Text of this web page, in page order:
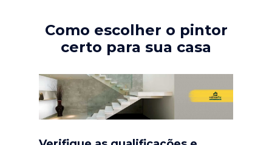
Como escolher o pintor
certo para sua casa